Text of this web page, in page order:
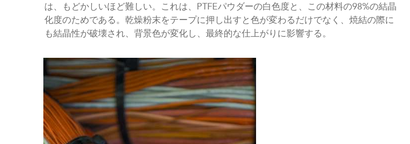
は、もどかしいほど難しい。これは、PTFEパウダーの白色度と、この材料の98%の結晶
化度のためである。乾燥粉末をテープに押し出すと色が変わるだけでなく、焼結の際に
も結晶性が破壊され、背景色が変化し、最終的な仕上がりに影響する。